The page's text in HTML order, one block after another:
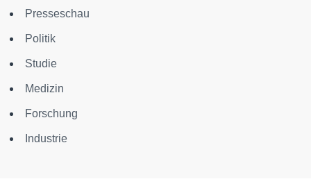
Presseschau
Politik
Studie
Medizin
Forschung
Industrie